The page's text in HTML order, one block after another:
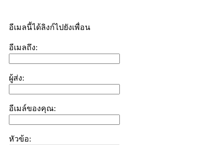
อีเมลนี้ได้ลิงก์ไปยังเพื่อน
อีเมลถึง:
ผู้ส่ง:
อีเมล์ของคุณ:
หัวข้อ: